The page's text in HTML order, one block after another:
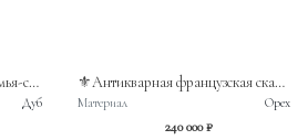
⚜️Антикварная дубовая скамья-сундук в стиле неоренессанс (вторая половина XIX века)
Дуб
⚜️Антикварная французская скамья-сундук конца XIX века в стиле неоклассицизм
Материал Орех
240 000 ₽